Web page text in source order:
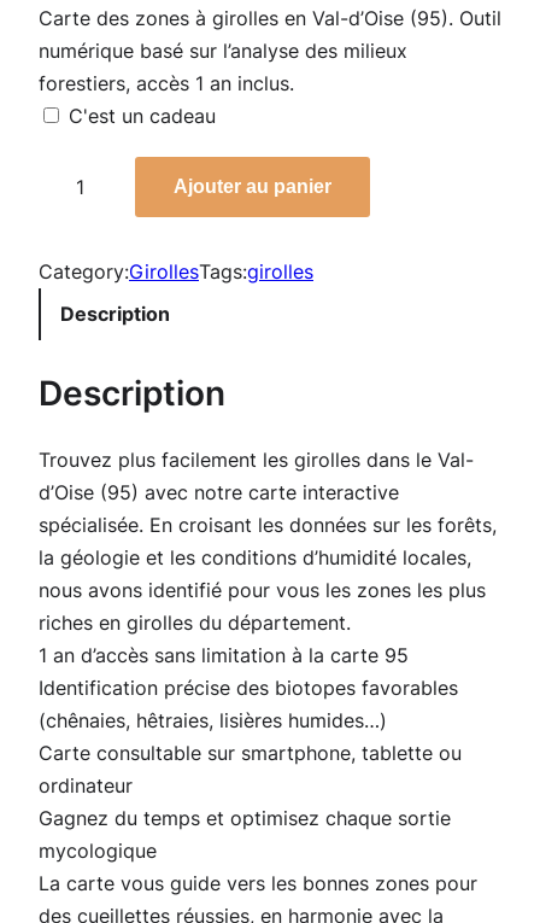
Carte des zones à girolles en Val-d’Oise (95). Outil
numérique basé sur l’analyse des milieux
forestiers, accès 1 an inclus.
C'est un cadeau
n
é
e
C
a
r
t
e
G
i
r
o
l
l
e
s
Ajouter au panier
Category:GirollesTags:girolles
Description
Description
Trouvez plus facilement les girolles dans le Val-
d’Oise (95) avec notre carte interactive
spécialisée. En croisant les données sur les forêts,
la géologie et les conditions d’humidité locales,
nous avons identifié pour vous les zones les plus
riches en girolles du département.
1 an d’accès sans limitation à la carte 95
Identification précise des biotopes favorables
(chênaies, hêtraies, lisières humides…)
Carte consultable sur smartphone, tablette ou
ordinateur
Gagnez du temps et optimisez chaque sortie
mycologique
La carte vous guide vers les bonnes zones pour
des cueillettes réussies, en harmonie avec la